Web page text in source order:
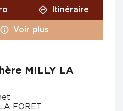
Itinéraire
Voir plus
MILLY LA
FORET